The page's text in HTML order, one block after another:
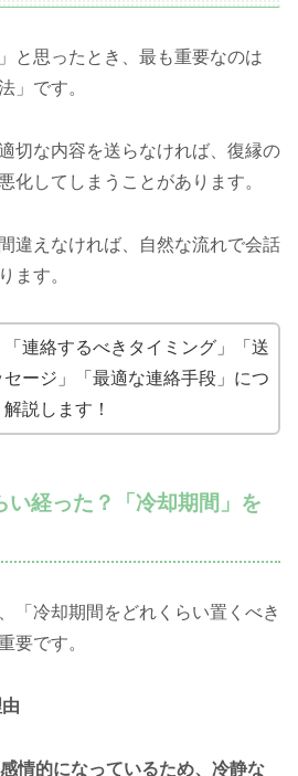
と思ったとき、最も重要なのは
」です。
切な内容を送らなければ、復縁の
化してしまうことがあります。
違えなければ、自然な流れで会話
ます。
「連絡するべきタイミング」「送
セージ」「最適な連絡手段」につ
説します！
い経った？「冷却期間」を
「冷却期間をどれくらい置くべき
要です。
情的になっているため、冷静な